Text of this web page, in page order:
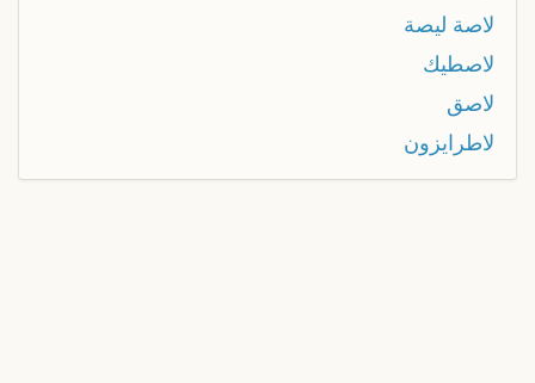
لاصة ليصة
لاصطيك
لاصق
لاطرايزون